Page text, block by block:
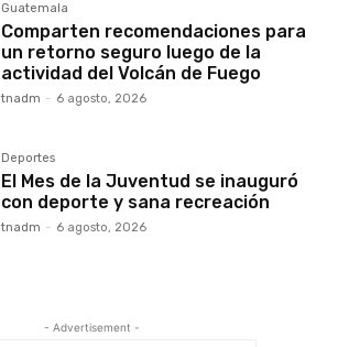
Guatemala
Comparten recomendaciones para
un retorno seguro luego de la
actividad del Volcán de Fuego
tnadm - 6 agosto, 2026
Deportes
El Mes de la Juventud se inauguró
con deporte y sana recreación
tnadm - 6 agosto, 2026
- Advertisement -